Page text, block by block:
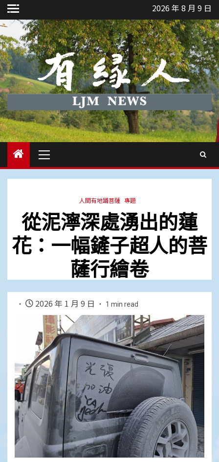
Skip
to
content
2026 年 8 月 9 日
Menu
人間有地踊菩薩 專題
從泥濘深處湧出的蓮
花：一幅鏟子超人的菩
薩行繪卷
2026 年 1 月 9 日 1 min read